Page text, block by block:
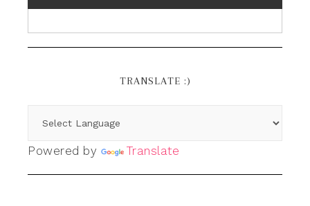
TRANSLATE :)
Powered by Translate